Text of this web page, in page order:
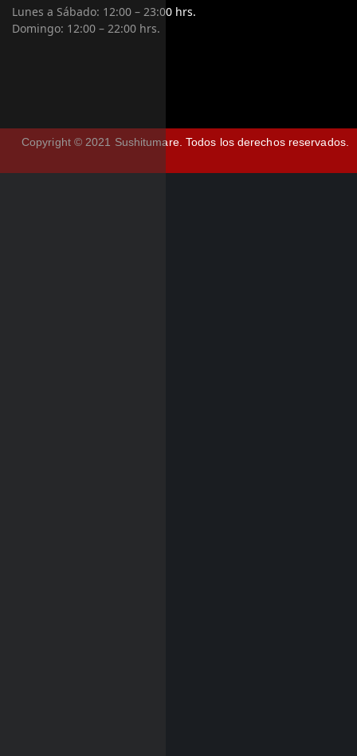
Lunes a Sábado: 12:00 – 23:00 hrs.
Domingo: 12:00 – 22:00 hrs.
Copyright © 2021 Sushitumare. Todos los derechos reservados.